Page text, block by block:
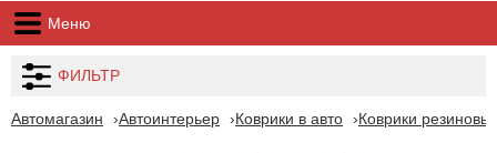
Меню
ФИЛЬТР
Автомагазин Автоинтерьер Коврики в авто Коврики